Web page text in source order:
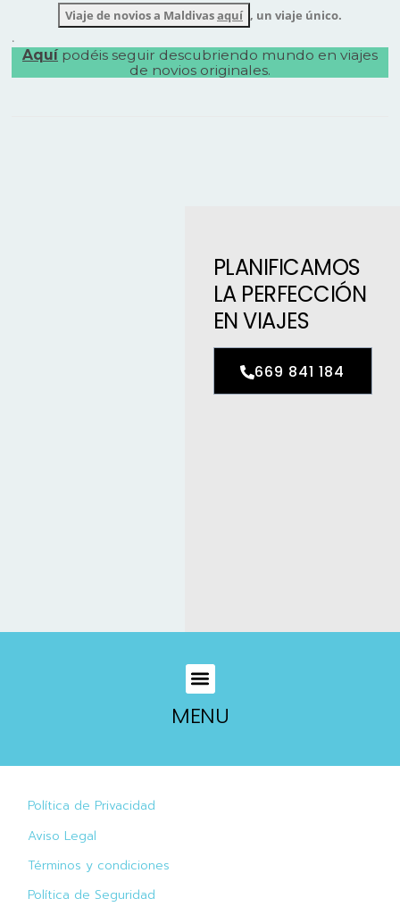
Viaje de novios a Maldivasaquí , un viaje único.
.
Aquí podéis seguir descubriendo mundo en viajes
de novios originales.
PLANIFICAMOS
LA PERFECCIÓN
EN VIAJES
669 841 184
MENU
Política de Privacidad
Aviso Legal
Términos y condiciones
Política de Seguridad